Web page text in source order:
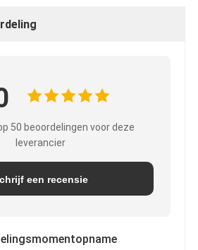
50 beoordelingen voor deze
leverancier
een recensie